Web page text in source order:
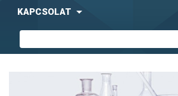
KAPCSOLAT